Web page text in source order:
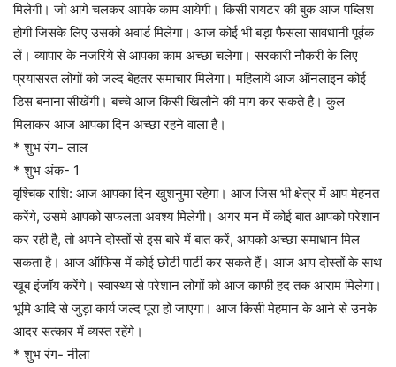
मिलेगी। जो आगे चलकर आपके काम आयेगी। किसी रायटर की बुक आज पब्लिश
होगी जिसके लिए उसको अवार्ड मिलेगा। आज कोई भी बड़ा फैसला सावधानी पूर्वक
लें। व्यापार के नजरिये से आपका काम अच्छा चलेगा। सरकारी नौकरी के लिए
प्रयासरत लोगों को जल्द बेहतर समाचार मिलेगा। महिलायें आज ऑनलाइन कोई
डिस बनाना सीखेंगी। बच्चे आज किसी खिलौने की मांग कर सकते है। कुल
मिलाकर आज आपका दिन अच्छा रहने वाला है।
* शुभ रंग- लाल
* शुभ अंक- 1
वृश्चिक राशि: आज आपका दिन खुशनुमा रहेगा। आज जिस भी क्षेत्र में आप मेहनत
करेंगे, उसमे आपको सफलता अवश्य मिलेगी। अगर मन में कोई बात आपको परेशान
कर रही है, तो अपने दोस्तों से इस बारे में बात करें, आपको अच्छा समाधान मिल
सकता है। आज ऑफिस में कोई छोटी पार्टी कर सकते हैं। आज आप दोस्तों के साथ
खूब इंजॉय करेंगे। स्वास्थ्य से परेशान लोगों को आज काफी हद तक आराम मिलेगा।
भूमि आदि से जुड़ा कार्य जल्द पूरा हो जाएगा। आज किसी मेहमान के आने से उनके
आदर सत्कार में व्यस्त रहेंगे।
* शुभ रंग- नीला